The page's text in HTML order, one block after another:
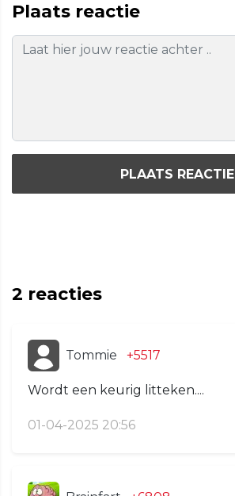
Plaats reactie
PLAATS REACTIE
2 reacties
Tommie +5517
Wordt een keurig litteken....
01-04-2025 20:56